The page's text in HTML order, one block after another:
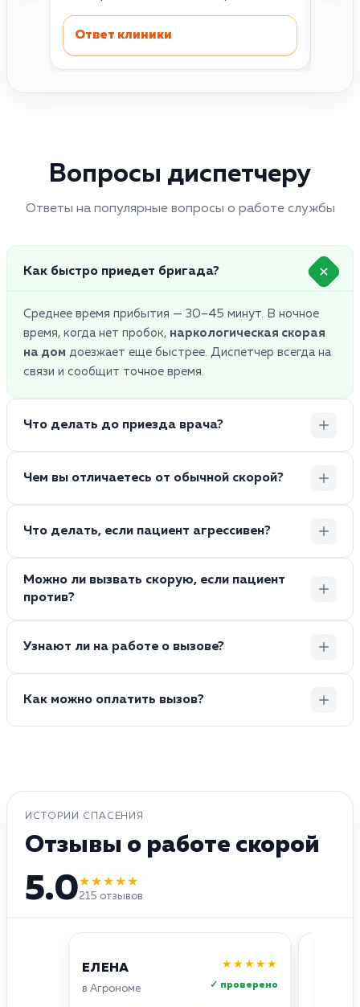
Ответ клиники
Вопросы диспетчеру
Ответы на популярные вопросы о работе службы
Как быстро приедет бригада?
Среднее время прибытия — 30–45 минут. В ночное
время, когда нет пробок, наркологическая скорая
на дом доезжает еще быстрее. Диспетчер всегда на
связи и сообщит точное время.
Что делать до приезда врача?
Чем вы отличаетесь от обычной скорой?
Что делать, если пациент агрессивен?
Можно ли вызвать скорую, если пациент
против?
Узнают ли на работе о вызове?
Как можно оплатить вызов?
ИСТОРИИ СПАСЕНИЯ
Отзывы о работе скорой
5.0★★★★★
215 отзывов
ЕЛЕНА
в Агрономе
★★★★★
✓ проверено